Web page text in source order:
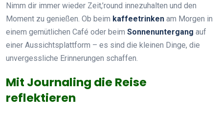
Nimm dir immer wieder Zeit,’round innezuhalten und den
Moment zu genießen. Ob beim kaffeetrinken am Morgen in
einem gemütlichen Café oder beim Sonnenuntergang auf
einer Aussichtsplattform – es sind die kleinen Dinge, die
unvergessliche Erinnerungen schaffen.
Mit Journaling die Reise
reflektieren